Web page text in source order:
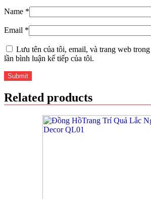
Name *
Email *
Lưu tên của tôi, email, và trang web
lần bình luận kế tiếp của tôi.
Related products